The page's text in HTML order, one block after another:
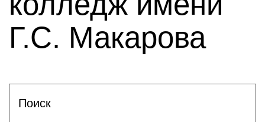
Г.С. Макарова
Поиск